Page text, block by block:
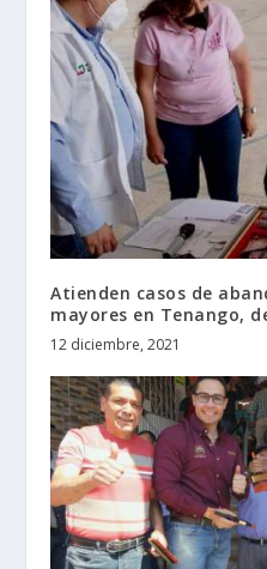
Atienden casos de
mayores en Tenango,
12 diciembre, 2021